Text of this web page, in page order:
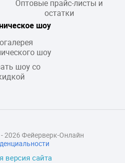
Оптовые прайс-листы и
остатки
шоу
шоу
шоу со
версия сайта
2026 Фейерверк-Онлайн